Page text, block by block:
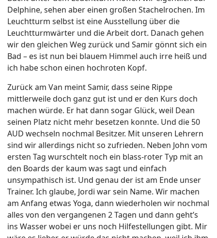
Delphine, sehen aber einen großen Stachelrochen. Im
Leuchtturm selbst ist eine Ausstellung über die
Leuchtturmwärter und die Arbeit dort. Danach gehen
wir den gleichen Weg zurück und Samir gönnt sich ein
Bad – es ist nun bei blauem Himmel auch irre heiß und
ich habe schon einen hochroten Kopf.
Zurück am Van meint Samir, dass seine Rippe
mittlerweile doch ganz gut ist und er den Kurs doch
machen würde. Er hat dann sogar Glück, weil Dean
seinen Platz nicht mehr besetzen konnte. Und die 50
AUD wechseln nochmal Besitzer. Mit unseren Lehrern
sind wir allerdings nicht so zufrieden. Neben John vom
ersten Tag wurschtelt noch ein blass-roter Typ mit an
den Boards der kaum was sagt und einfach
unsympathisch ist. Und genau der ist am Ende unser
Trainer. Ich glaube, Jordi war sein Name. Wir machen
am Anfang etwas Yoga, dann wiederholen wir nochmal
alles von den vergangenen 2 Tagen und dann geht’s
ins Wasser wobei er uns noch Hilfestellungen gibt. Mir